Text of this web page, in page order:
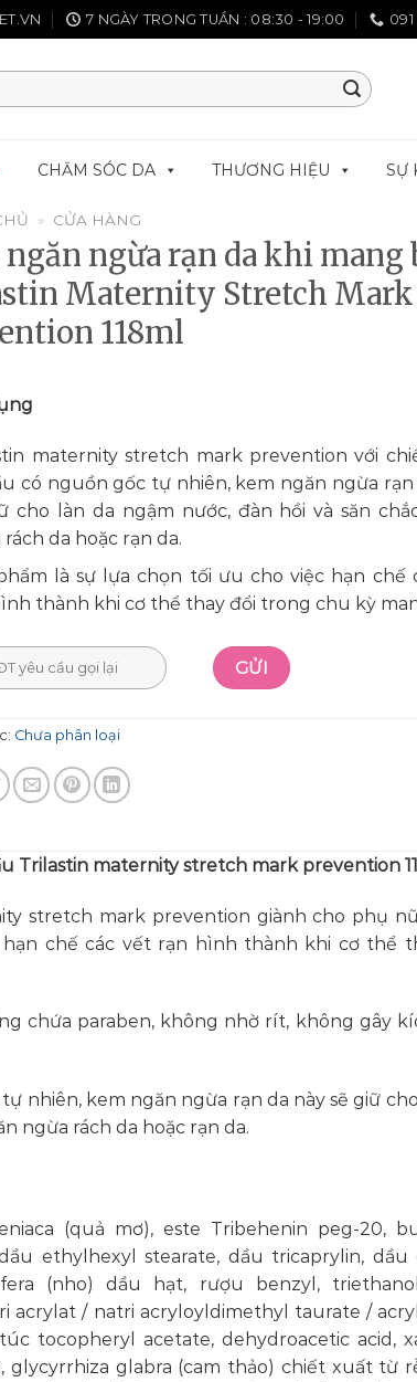
7 NGÀY TRONG TUẦN : 08:30 - 19:00 091
CHĂM SÓC DA THƯƠNG HIỆU SỰ
» CỬA HÀNG
ngăn ngừa rạn da khi mang
Maternity Stretch Mark
118ml
maternity stretch mark prevention với
có nguồn gốc tự nhiên, kem ngăn ngừa rạn
cho làn da ngậm nước, đàn hồi và săn
da hoặc rạn da.
là sự lựa chọn tối ưu cho việc hạn chế
thành khi cơ thể thay đổi trong chu kỳ
Chưa phân loại
Trilastin maternity stretch mark prevention
stretch mark prevention giành cho phụ
chế các vết rạn hình thành khi cơ thể
chứa paraben, không nhờ rít, không gây
nhiên, kem ngăn ngừa rạn da này sẽ giữ
ngừa rách da hoặc rạn da.
(quả mơ), este Tribehenin peg-20,
ethylhexyl stearate, dầu tricaprylin, dầu
(nho) dầu hạt, rượu benzyl,
acrylat / natri acryloyldimethyl taurate /
tocopheryl acetate, dehydroacetic acid,
glycyrrhiza glabra (cam thảo) chiết xuất từ